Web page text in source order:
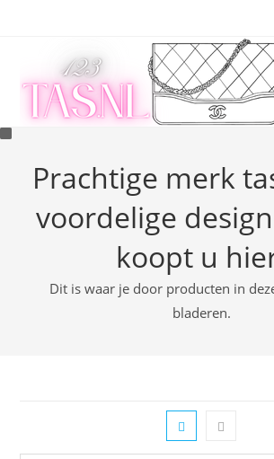
Prachtige merk
voordelige
koopt u
Dit is waar je door producten in
bladeren.